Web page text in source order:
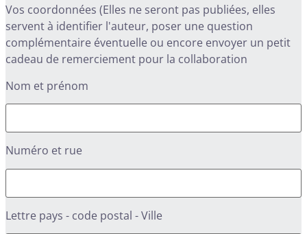
Vos coordonnées (Elles ne seront pas publiées, elles
servent à identifier l'auteur, poser une question
complémentaire éventuelle ou encore envoyer un petit
cadeau de remerciement pour la collaboration
Nom et prénom
Numéro et rue
Lettre pays - code postal - Ville